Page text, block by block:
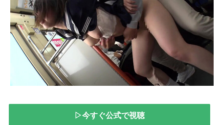
▷今すぐ公式で視聴